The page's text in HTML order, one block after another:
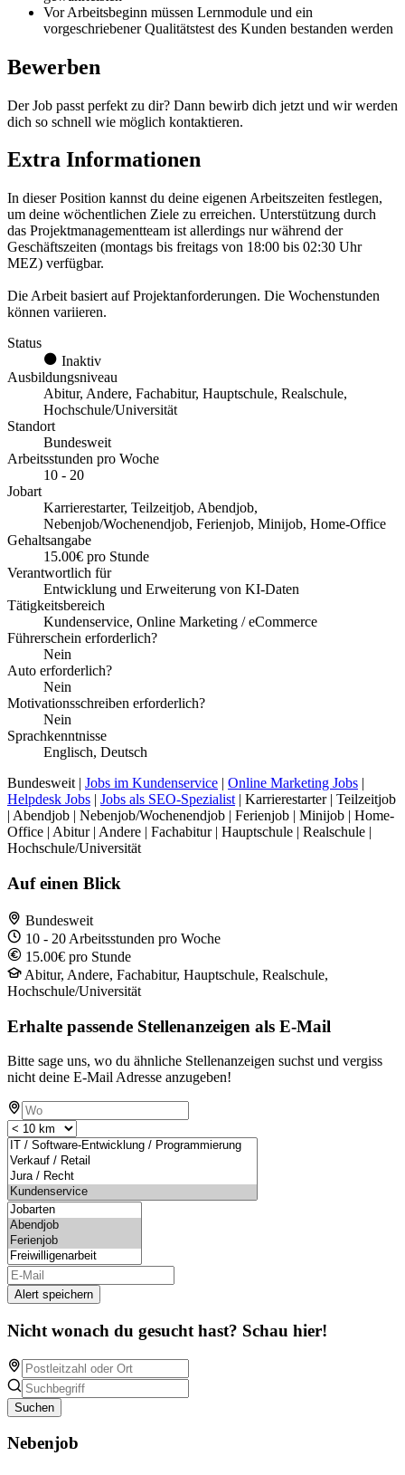
Vor Arbeitsbeginn müssen Lernmodule und ein
vorgeschriebener Qualitätstest des Kunden bestanden werden
Bewerben
Der Job passt perfekt zu dir? Dann bewirb dich jetzt und wir werden
dich so schnell wie möglich kontaktieren.
Extra Informationen
In dieser Position kannst du deine eigenen Arbeitszeiten festlegen,
um deine wöchentlichen Ziele zu erreichen. Unterstützung durch
das Projektmanagementteam ist allerdings nur während der
Geschäftszeiten (montags bis freitags von 18:00 bis 02:30 Uhr
MEZ) verfügbar.
Die Arbeit basiert auf Projektanforderungen. Die Wochenstunden
können variieren.
Status
Inaktiv
Ausbildungsniveau
Abitur, Andere, Fachabitur, Hauptschule, Realschule,
Hochschule/Universität
Standort
Bundesweit
Arbeitsstunden pro Woche
10 - 20
Jobart
Karrierestarter, Teilzeitjob, Abendjob,
Nebenjob/Wochenendjob, Ferienjob, Minijob, Home-Office
Gehaltsangabe
15.00€ pro Stunde
Verantwortlich für
Entwicklung und Erweiterung von KI-Daten
Tätigkeitsbereich
Kundenservice, Online Marketing / eCommerce
Führerschein erforderlich?
Nein
Auto erforderlich?
Nein
Motivationsschreiben erforderlich?
Nein
Sprachkenntnisse
Englisch, Deutsch
Bundesweit | Jobs im Kundenservice | Online Marketing Jobs |
Helpdesk Jobs | Jobs als SEO-Spezialist | Karrierestarter | Teilzeitjob
| Abendjob | Nebenjob/Wochenendjob | Ferienjob | Minijob | Home-
Office | Abitur | Andere | Fachabitur | Hauptschule | Realschule |
Hochschule/Universität
Auf einen Blick
Bundesweit
10 - 20 Arbeitsstunden pro Woche
15.00€ pro Stunde
Abitur, Andere, Fachabitur, Hauptschule, Realschule,
Hochschule/Universität
Erhalte passende Stellenanzeigen als E-Mail
Bitte sage uns, wo du ähnliche Stellenanzeigen suchst und vergiss
nicht deine E-Mail Adresse anzugeben!
Alert speichern
Nicht wonach du gesucht hast? Schau hier!
Suchen
Nebenjob